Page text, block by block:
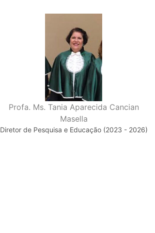
Profa. Ms. Tania Aparecida Cancian
Masella
Diretor de Pesquisa e Educação (2023 - 2026)